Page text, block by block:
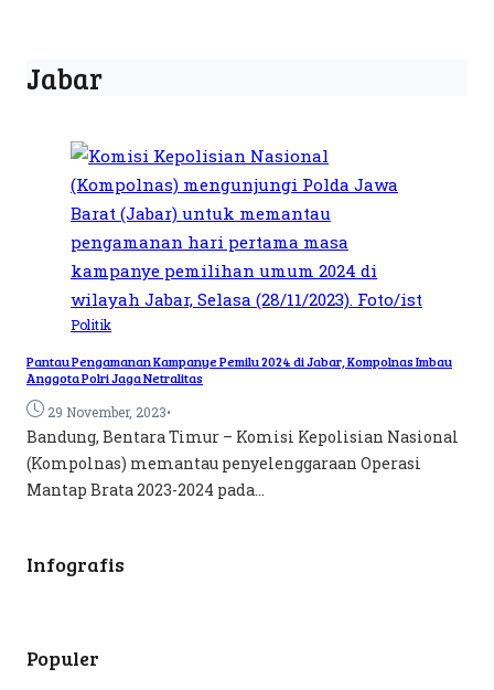
Jabar
Politik
Pantau Pengamanan Kampanye Pemilu 2024 di Jabar, Kompolnas Imbau
Anggota Polri Jaga Netralitas
29 November, 2023•
Bandung, Bentara Timur – Komisi Kepolisian Nasional
(Kompolnas) memantau penyelenggaraan Operasi
Mantap Brata 2023-2024 pada...
Infografis
Populer